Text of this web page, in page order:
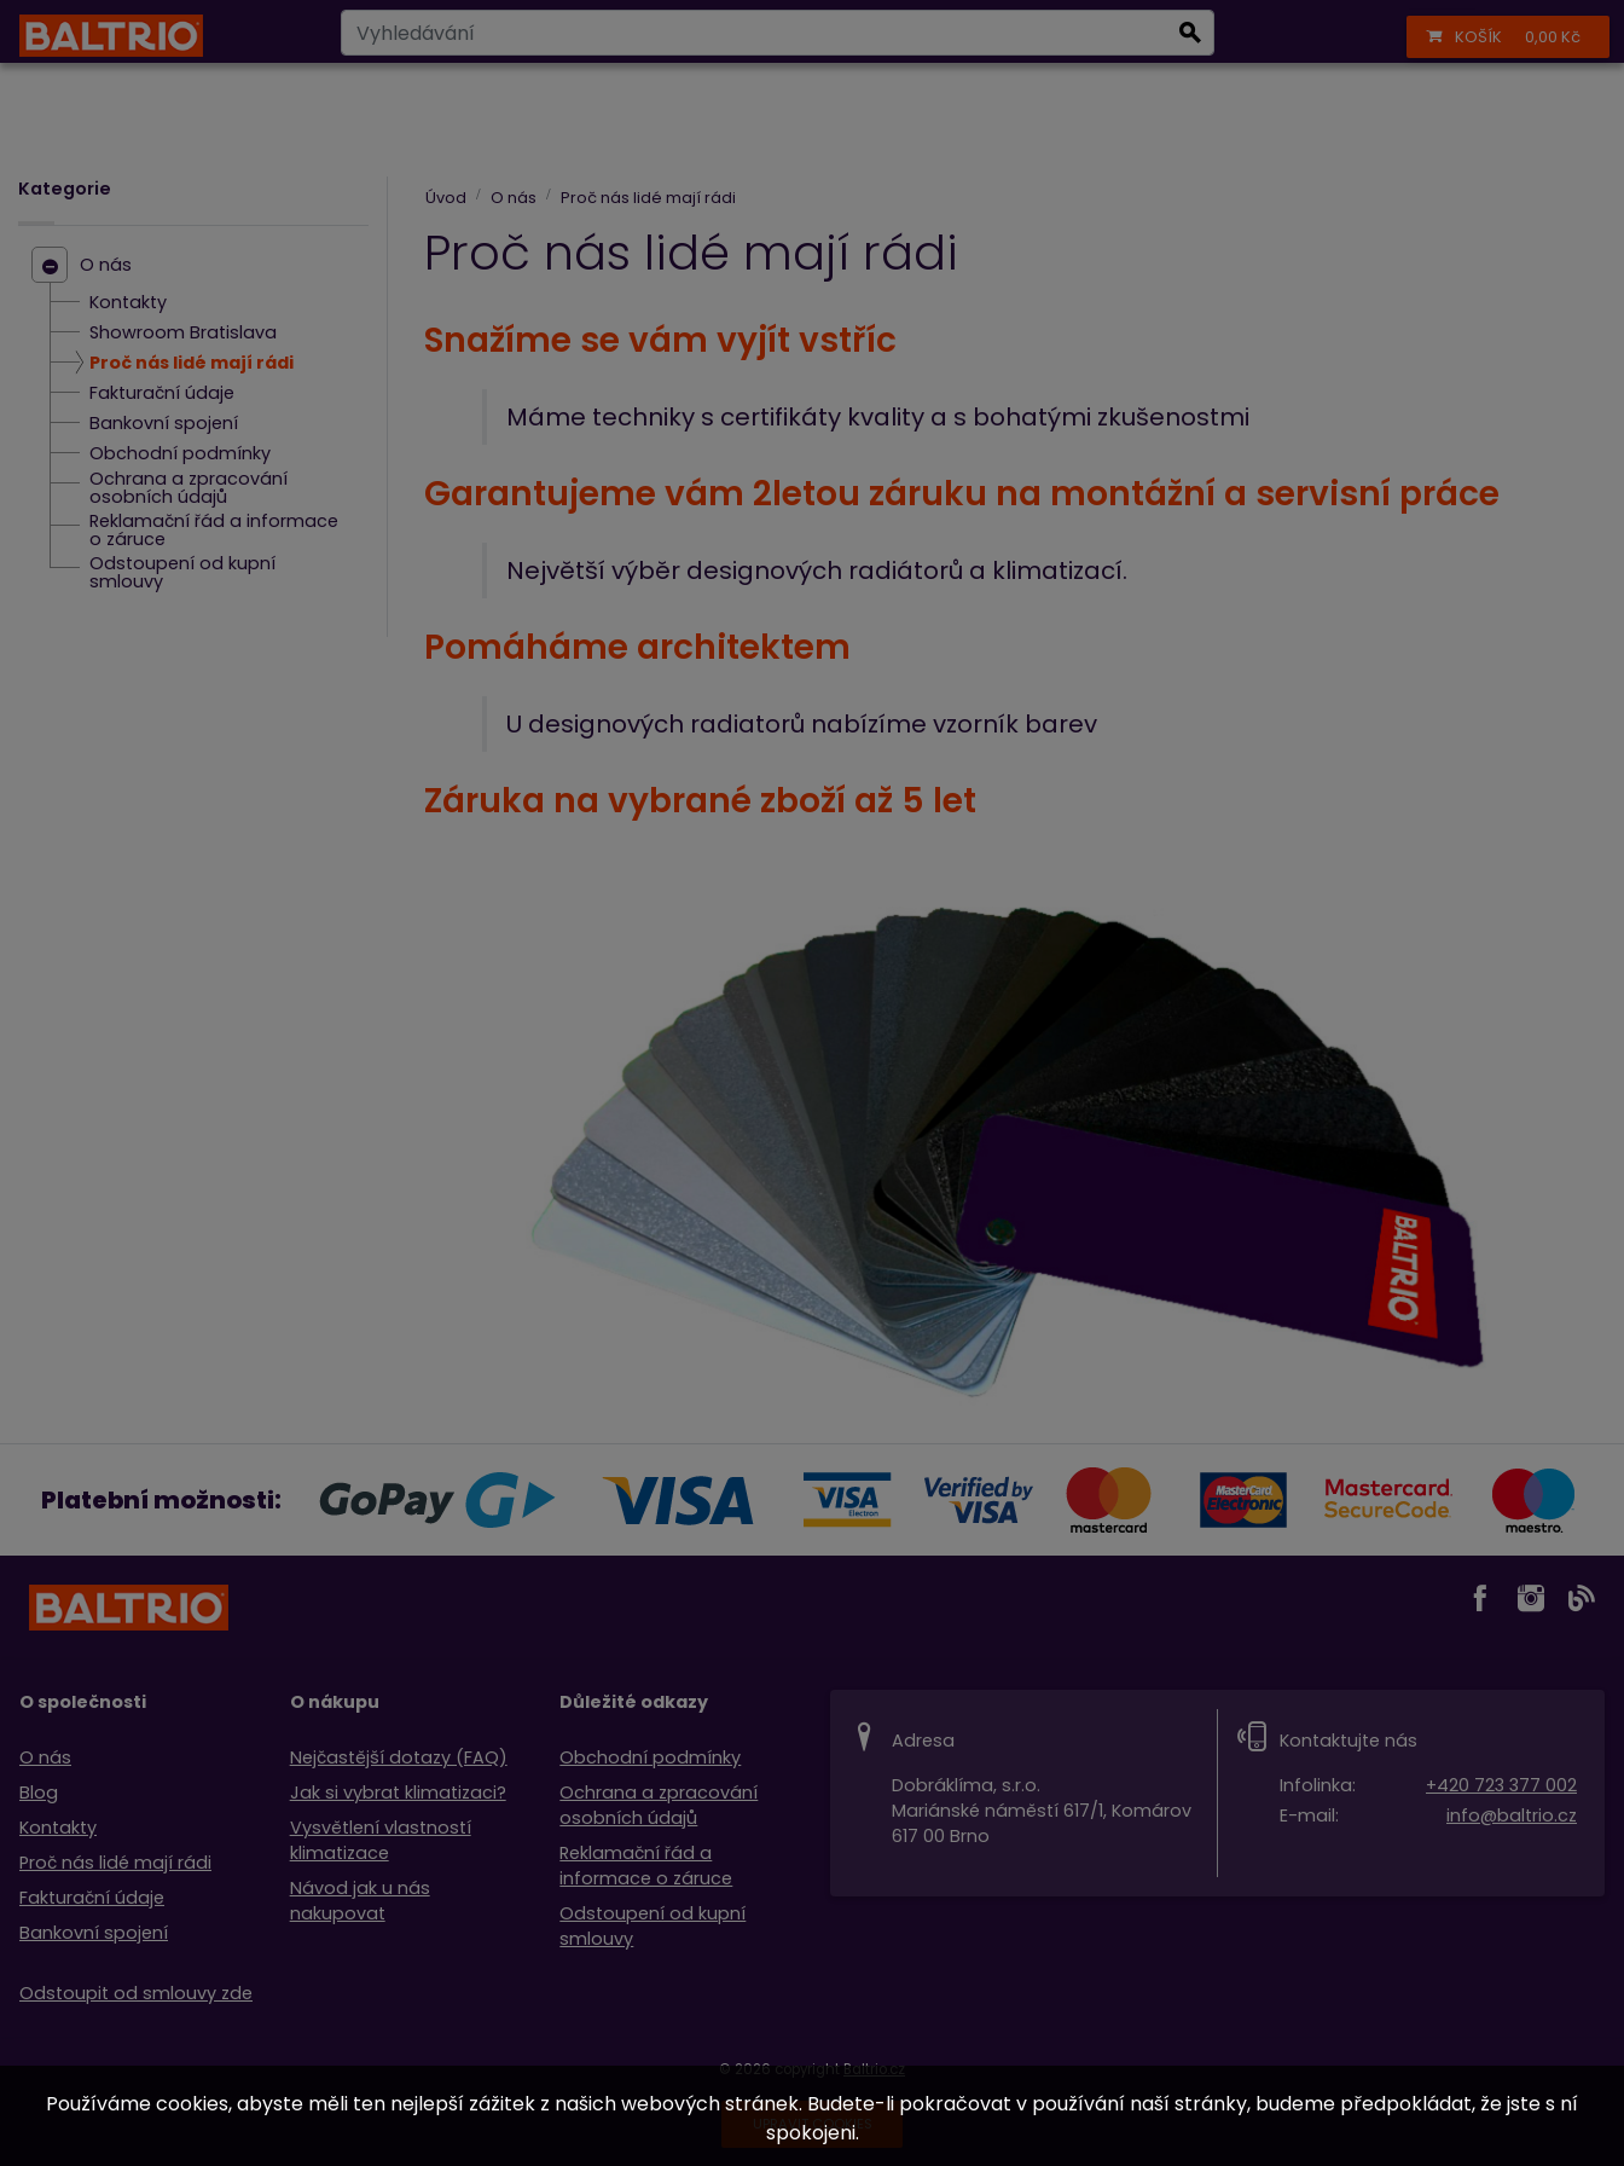
+420 723 377 002 KOŠÍK 0,00 Kč
Kategorie
O nás
Kontakty
Showroom Bratislava
Proč nás lidé mají rádi
Fakturační údaje
Bankovní spojení
Obchodní podmínky
Ochrana a zpracování
osobních údajů
Reklamační řád a informace
o záruce
Odstoupení od kupní
smlouvy
Úvod O nás Proč nás lidé mají rádi
Proč nás lidé mají rádi
Snažíme se vám vyjít vstříc
Máme techniky s certifikáty kvality a s bohatými zkušenostmi
Garantujeme vám 2letou záruku na montážní a servisní práce
Největší výběr designových radiátorů a klimatizací.
Pomáháme architektem
U designových radiatorů nabízíme vzorník barev
Záruka na vybrané zboží až 5 let
Platební možnosti:
O společnosti
O nás
Blog
Kontakty
Proč nás lidé mají rádi
Fakturační údaje
Bankovní spojení
O nákupu
Nejčastější dotazy (FAQ)
Jak si vybrat klimatizaci?
Vysvětlení vlastností
klimatizace
Návod jak u nás
nakupovat
Důležité odkazy
Obchodní podmínky
Ochrana a zpracování
osobních údajů
Reklamační řád a
informace o záruce
Odstoupení od kupní
smlouvy
Odstoupit od smlouvy zde
Adresa
Dobráklíma, s.r.o.
Mariánské náměstí 617/1, Komárov
617 00 Brno
Kontaktujte nás
Infolinka:
+420 723 377 002
E-mail:
info@baltrio.cz
© 2026 copyrightBaltrio.cz
UPRAVIT COOKIES
Používáme cookies, abyste měli ten nejlepší zážitek z našich webových stránek. Budete-li pokračovat v používání naší stránky, budeme předpokládat, že jste s ní
spokojeni.